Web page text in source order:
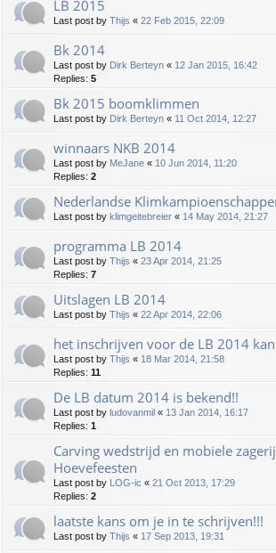
LB 2015
Last post by Thijs « 22 Feb 2015, 22:09
Bk 2014
Last post by Dirk Berteyn « 12 Jan 2015, 16:42
Replies: 5
Bk 2015 boomklimmen
Last post by Dirk Berteyn « 11 Oct 2014, 12:27
winnaars NKB 2014
Last post by MeJane « 10 Jun 2014, 11:20
Replies: 2
Nederlandse
Last post by klimgeitebreier « 14 May 2014, 21:27
programma LB 2014
Last post by Thijs « 23 Apr 2014, 21:25
Replies: 7
Uitslagen LB 2014
Last post by Thijs « 22 Apr 2014, 22:06
het inschrijven voor de LB 2014
Last post by Thijs « 18 Mar 2014, 21:58
Replies: 11
De LB datum 2014 is bekend!!
Last post by ludovanmil « 13 Jan 2014, 16:17
Replies: 1
Carving wedstrijd en mobiele
Hoevefeesten
Last post by LOG-ic « 21 Oct 2013, 17:29
Replies: 2
laatste kans om je in te schrijven!!!
Last post by Thijs « 17 Sep 2013, 19:31